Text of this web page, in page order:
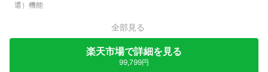
還）機能
全部見る
楽天市場で詳細を見る
99,799円